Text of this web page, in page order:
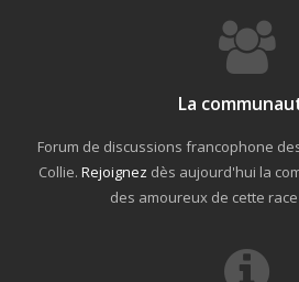
La
Forum de discussions francophone
Collie. Rejoignez dès aujourd'hui la
des amoureux de cette